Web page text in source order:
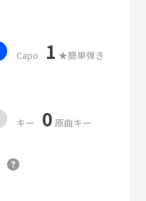
Capo 1 ★簡単弾き
キー 0 原曲キー